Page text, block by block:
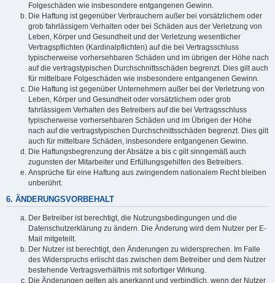
Folgeschäden wie insbesondere entgangenen Gewinn.
Die Haftung ist gegenüber Verbrauchern außer bei vorsätzlichem oder
grob fahrlässigem Verhalten oder bei Schäden aus der Verletzung von
Leben, Körper und Gesundheit und der Verletzung wesentlicher
Vertragspflichten (Kardinalpflichten) auf die bei Vertragsschluss
typischerweise vorhersehbaren Schäden und im übrigen der Höhe nach
auf die vertragstypischen Durchschnittsschäden begrenzt. Dies gilt auch
für mittelbare Folgeschäden wie insbesondere entgangenen Gewinn.
Die Haftung ist gegenüber Unternehmern außer bei der Verletzung von
Leben, Körper und Gesundheit oder vorsätzlichem oder grob
fahrlässigem Verhalten des Betreibers auf die bei Vertragsschluss
typischerweise vorhersehbaren Schäden und im Übrigen der Höhe
nach auf die vertragstypischen Durchschnittsschäden begrenzt. Dies gilt
auch für mittelbare Schäden, insbesondere entgangenen Gewinn.
Die Haftungsbegrenzung der Absätze a bis c gilt sinngemäß auch
zugunsten der Mitarbeiter und Erfüllungsgehilfen des Betreibers.
Ansprüche für eine Haftung aus zwingendem nationalem Recht bleiben
unberührt.
6. ÄNDERUNGSVORBEHALT
Der Betreiber ist berechtigt, die Nutzungsbedingungen und die
Datenschutzerklärung zu ändern. Die Änderung wird dem Nutzer per E-
Mail mitgeteilt.
Der Nutzer ist berechtigt, den Änderungen zu widersprechen. Im Falle
des Widerspruchs erlischt das zwischen dem Betreiber und dem Nutzer
bestehende Vertragsverhältnis mit sofortiger Wirkung.
Die Änderungen gelten als anerkannt und verbindlich, wenn der Nutzer